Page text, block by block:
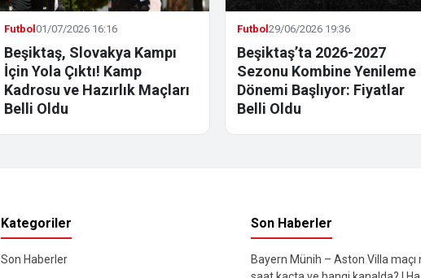
Futbol 01/07/2026 16:16
Beşiktaş, Slovakya Kampı
İçin Yola Çıktı! Kamp
Kadrosu ve Hazırlık Maçları
Belli Oldu
Futbol29/06/2026 19:36
Beşiktaş’ta 2026-2027
Sezonu Kombine Yenileme
Dönemi Başlıyor: Fiyatlar
Belli Oldu
Kategoriler
Son Haberler
Son Haberler
Bayern Münih – Aston Villa maçı